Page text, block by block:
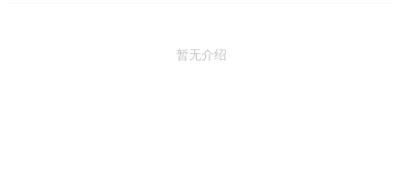
暂无介绍